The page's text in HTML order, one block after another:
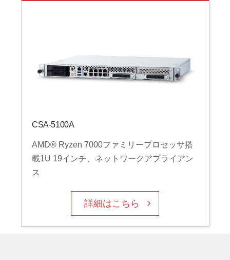
CSA-5100A
AMD® Ryzen 7000ファミリープロセッサ搭
載1U 19インチ、ネットワークアプライアン
ス
詳細はこちら